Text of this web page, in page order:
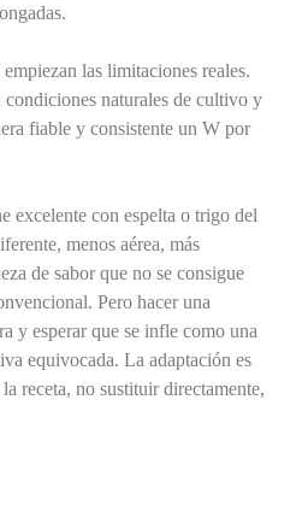
las limitaciones reales.
naturales de cultivo y
fiable y consistente un W por
excelente con espelta o trigo del
menos aérea, más
de sabor que no se consigue
Pero hacer una
y esperar que se infle como una
equivocada. La adaptación es
receta, no sustituir directamente,